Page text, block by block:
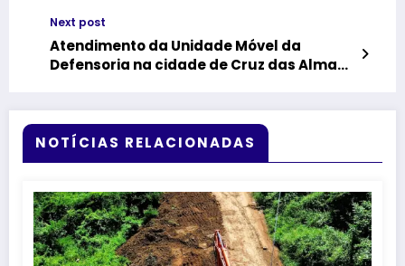
Next post
Atendimento da Unidade Móvel da
Defensoria na cidade de Cruz das Almas
NOTÍCIAS RELACIONADAS